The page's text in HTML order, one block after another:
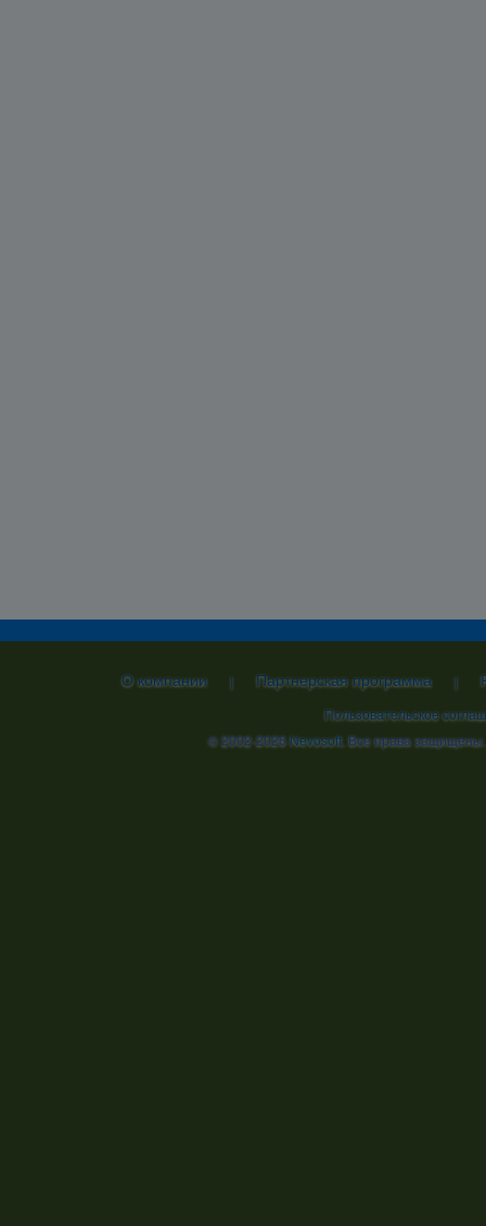
О компании | Партнерская программа |
Пользовательское
© 2002-2026Nevosoft. Все права защищены